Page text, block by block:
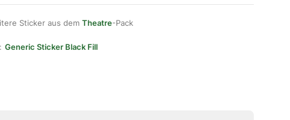
Sticker aus dem Theatre-Pack
Generic Sticker Black Fill